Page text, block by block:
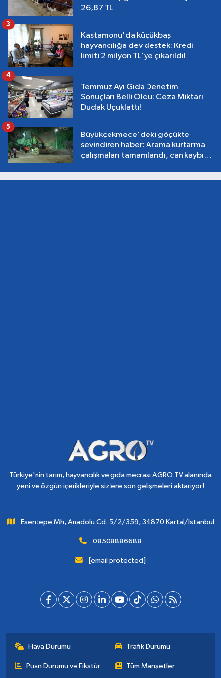
26,87 TL
Kastamonu'da küçükbaş
hayvancılığa dev destek: Kredi
limiti 2 milyon TL'ye çıkarıldı!
3
Temmuz Ayı Gıda Denetim
Sonuçları Belli Oldu: Ceza Miktarı
Dudak Uçuklattı!
4
Büyükçekmece'deki göçükte
sevindiren haber: Arama kurtarma
çalışmaları tamamlandı, can kaybı
5
Türkiye'nin tarım, hayvancılık ve gıda mecrası AGRO TV alanında
yeni ve özgün içerikleriyle sizlere son gelişmeleri aktarıyor!
Esentepe Mh, Anadolu Cd. 5/2/359, 34870 Kartal/İstanbul
08508886688
[email protected]
Hava Durumu Trafik Durumu
Puan Durumu ve Fikstür Tüm Manşetler